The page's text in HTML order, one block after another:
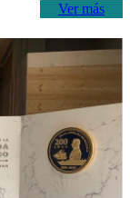
Ver más